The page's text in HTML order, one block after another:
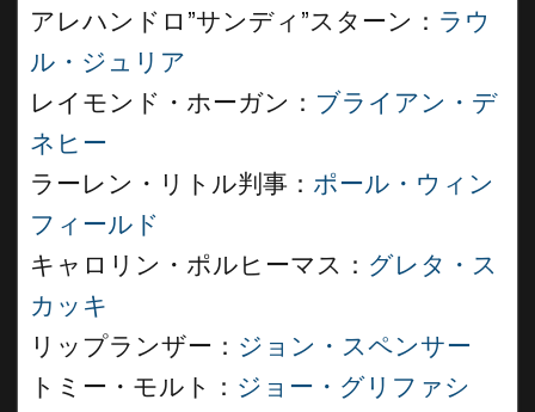
アレハンドロ”サンディ”スターン： ラウ
ル・ジュリア
レイモンド・ホーガン： ブライアン・デ
ネヒー
ラーレン・リトル判事： ポール・ウィン
フィールド
キャロリン・ポルヒーマス： グレタ・ス
カッキ
リップランザー： ジョン・スペンサー
トミー・モルト： ジョー・グリファシ